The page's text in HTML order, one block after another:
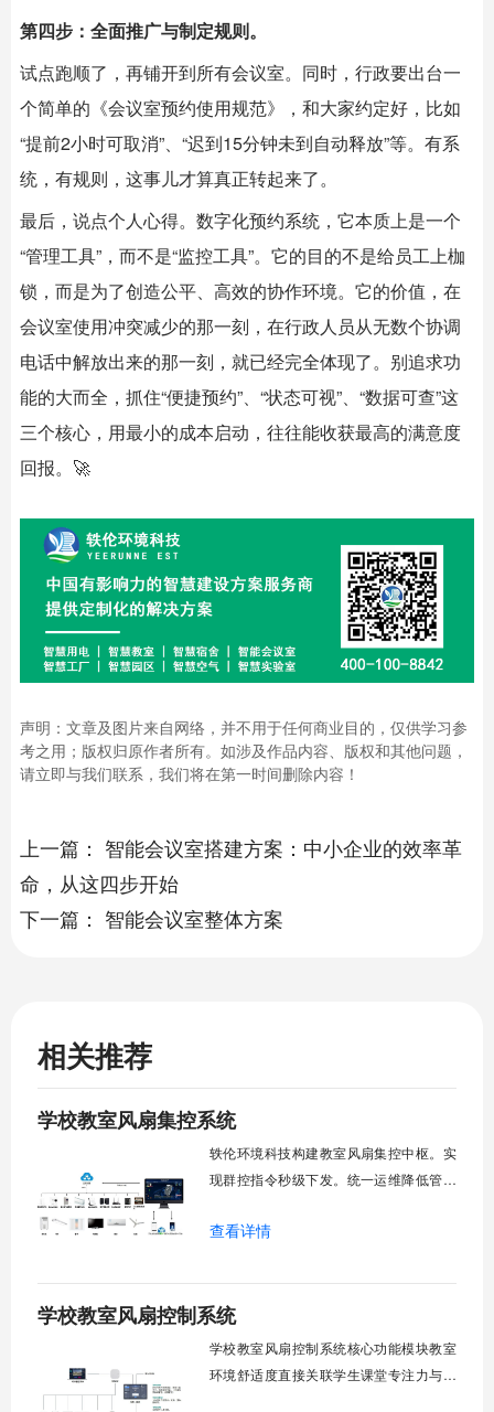
第四步：全面推广与制定规则。
试点跑顺了，再铺开到所有会议室。同时，行政要出台一
个简单的《会议室预约使用规范》，和大家约定好，比如
“提前2小时可取消”、“迟到15分钟未到自动释放”等。有系
统，有规则，这事儿才算真正转起来了。
最后，说点个人心得。数字化预约系统，它本质上是一个
“管理工具”，而不是“监控工具”。它的目的不是给员工上枷
锁，而是为了创造公平、高效的协作环境。它的价值，在
会议室使用冲突减少的那一刻，在行政人员从无数个协调
电话中解放出来的那一刻，就已经完全体现了。别追求功
能的大而全，抓住“便捷预约”、“状态可视”、“数据可查”这
三个核心，用最小的成本启动，往往能收获最高的满意度
回报。🚀
声明：文章及图片来自网络，并不用于任何商业目的，仅供学习参
考之用；版权归原作者所有。如涉及作品内容、版权和其他问题，
请立即与我们联系，我们将在第一时间删除内容！
上一篇： 智能会议室搭建方案：中小企业的效率革
命，从这四步开始
下一篇： 智能会议室整体方案
相关推荐
学校教室风扇集控系统
轶伦环境科技构建教室风扇集控中枢。实
现群控指令秒级下发。统一运维降低管理
巡检盲区。保障教学环境温湿度适宜。数
块清单：远程集中控制。智能定时调度。
环境自适应调节。能耗监测统计。故障预
查看详情
学校教室风扇控制系统
学校教室风扇控制系统核心功能模块教室
环境舒适度直接关联学生课堂专注力与学